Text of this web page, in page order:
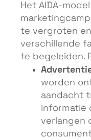
Het AIDA-
te vergroten
verschillende
te begeleiden.
worden
aandacht
informatie
verlangen